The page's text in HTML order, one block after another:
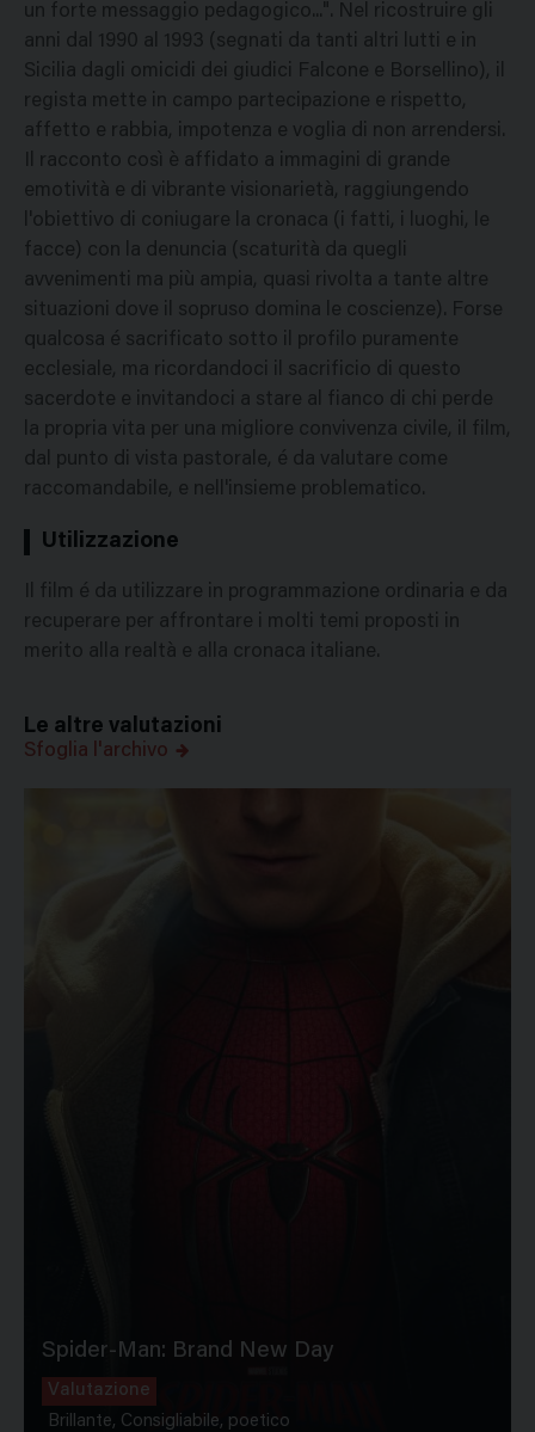
un forte messaggio pedagogico...". Nel ricostruire gli
anni dal 1990 al 1993 (segnati da tanti altri lutti e in
Sicilia dagli omicidi dei giudici Falcone e Borsellino), il
regista mette in campo partecipazione e rispetto,
affetto e rabbia, impotenza e voglia di non arrendersi.
Il racconto così è affidato a immagini di grande
emotività e di vibrante visionarietà, raggiungendo
l'obiettivo di coniugare la cronaca (i fatti, i luoghi, le
facce) con la denuncia (scaturità da quegli
avvenimenti ma più ampia, quasi rivolta a tante altre
situazioni dove il sopruso domina le coscienze). Forse
qualcosa é sacrificato sotto il profilo puramente
ecclesiale, ma ricordandoci il sacrificio di questo
sacerdote e invitandoci a stare al fianco di chi perde
la propria vita per una migliore convivenza civile, il film,
dal punto di vista pastorale, é da valutare come
raccomandabile, e nell'insieme problematico.
Utilizzazione
Il film é da utilizzare in programmazione ordinaria e da
recuperare per affrontare i molti temi proposti in
merito alla realtà e alla cronaca italiane.
Le altre valutazioni
Sfoglia l'archivo
Spider-Man: Brand New Day
Valutazione
Brillante, Consigliabile, poetico